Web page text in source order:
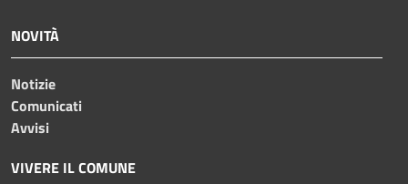
NOVITÀ
Notizie
Comunicati
Avvisi
VIVERE IL COMUNE